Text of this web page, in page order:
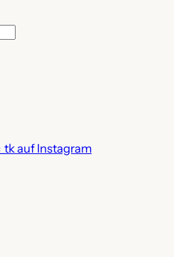
auf Instagram